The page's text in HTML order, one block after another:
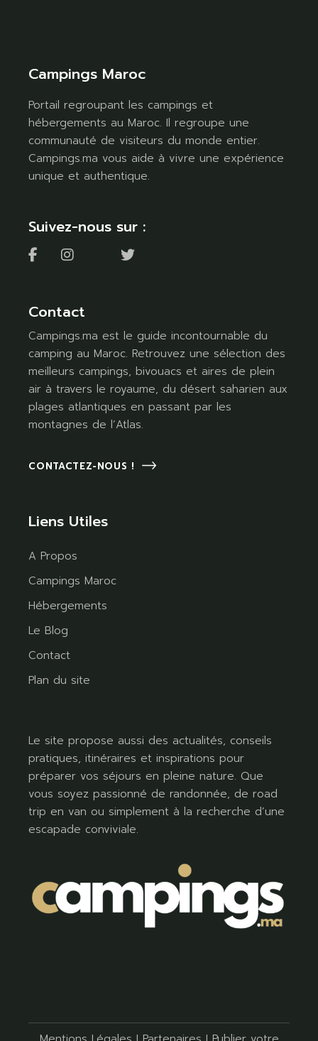
Campings Maroc
Portail regroupant les campings et
hébergements au Maroc. Il regroupe une
communauté de visiteurs du monde entier.
Campings.ma vous aide à vivre une expérience
unique et authentique.
Suivez-nous sur :
Contact
Campings.ma est le guide incontournable du
camping au Maroc. Retrouvez une sélection des
meilleurs campings, bivouacs et aires de plein
air à travers le royaume, du désert saharien aux
plages atlantiques en passant par les
montagnes de l’Atlas.
CONTACTEZ-NOUS !
Liens Utiles
A Propos
Campings Maroc
Hébergements
Le Blog
Contact
Plan du site
Le site propose aussi des actualités, conseils
pratiques, itinéraires et inspirations pour
préparer vos séjours en pleine nature. Que
vous soyez passionné de randonnée, de road
trip en van ou simplement à la recherche d’une
escapade conviviale.